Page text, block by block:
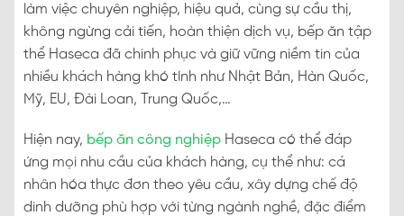
làm việc chuyên nghiệp, hiệu quả, cùng sự cầu thị,
không ngừng cải tiến, hoàn thiện dịch vụ, bếp ăn tập
thể Haseca đã chinh phục và giữ vững niềm tin của
nhiều khách hàng khó tính như Nhật Bản, Hàn Quốc,
Mỹ, EU, Đài Loan, Trung Quốc,…
Hiện nay, bếp ăn công nghiệp Haseca có thể đáp
ứng mọi nhu cầu của khách hàng, cụ thể như: cá
nhân hóa thực đơn theo yêu cầu, xây dựng chế độ
dinh dưỡng phù hợp với từng ngành nghề, đặc điểm